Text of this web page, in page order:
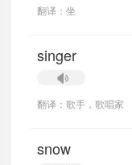
翻译：坐
singer
翻译：歌手，歌唱家
snow